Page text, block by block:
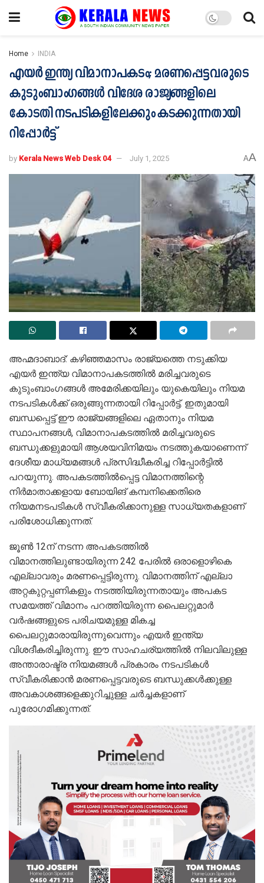
Home INDIA
എയർ ഇന്ത്യ വിമാനാപകടം; മരണപ്പെട്ടവരുടെ
കുടുംബാംഗങ്ങൾ വിദേശ രാജ്യങ്ങളിലെ
കോടതി നടപടികളിലേക്കും കടക്കുന്നതായി
റിപ്പോർട്ട്
by Kerala News Web Desk 04 July 1, 2025 AA
അഹ്മദാബാദ്: കഴിഞ്ഞമാസം രാജ്യത്തെ നടുക്കിയ
എയർ ഇന്ത്യ വിമാനാപകടത്തിൽ മരിച്ചവരുടെ
കുടുംബാംഗങ്ങൾ അമേരിക്കയിലും യുകെയിലും നിയമ
നടപടികൾക്ക് ഒരുങ്ങുന്നതായി റിപ്പോർട്ട്. ഇതുമായി
ബന്ധപ്പെട്ട് ഈ രാജ്യങ്ങളിലെ ഏതാനും നിയമ
സ്ഥാപനങ്ങൾ, വിമാനാപകടത്തിൽ മരിച്ചവരുടെ
ബന്ധുക്കളുമായി ആശയവിനിമയം നടത്തുകയാണെന്ന്
ദേശീയ മാധ്യമങ്ങൾ പ്രസിദ്ധീകരിച്ച റിപ്പോർട്ടിൽ
പറയുന്നു. അപകടത്തിൽപ്പെട്ട വിമാനത്തിന്റെ
നിർമാതാക്കളായ ബോയിങ് കമ്പനിക്കെതിരെ
നിയമനടപടികൾ സ്വീകരിക്കാനുള്ള സാധ്യതകളാണ്
പരിശോധിക്കുന്നത്.
ജൂൺ 12ന് നടന്ന അപകടത്തിൽ
വിമാനത്തിലുണ്ടായിരുന്ന 242 പേരിൽ ഒരാളൊഴികെ
എല്ലാവരും മരണപ്പെട്ടിരുന്നു. വിമാനത്തിന് എല്ലാ
അറ്റകുറ്റപ്പണികളും നടത്തിയിരുന്നതായും അപകട
സമയത്ത് വിമാനം പറത്തിയിരുന്ന പൈലറ്റുമാർ
വർഷങ്ങളുടെ പരിചയമുള്ള മികച്ച
പൈലറ്റുമാരായിരുന്നുവെന്നും എയർ ഇന്ത്യ
വിശദീകരിച്ചിരുന്നു. ഈ സാഹചര്യത്തിൽ നിലവിലുള്ള
അന്താരാഷ്ട്ര നിയമങ്ങൾ പ്രകാരം നടപടികൾ
സ്വീകരിക്കാൻ മരണപ്പെട്ടവരുടെ ബന്ധുക്കൾക്കുള്ള
അവകാശങ്ങളെക്കുറിച്ചുള്ള ചർച്ചകളാണ്
പുരോഗമിക്കുന്നത്.